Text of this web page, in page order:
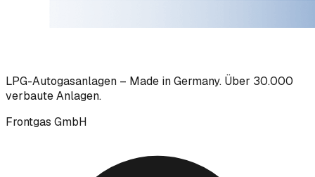
LPG-Autogasanlagen – Made in Germany. Über 30.000
verbaute Anlagen.
Frontgas GmbH